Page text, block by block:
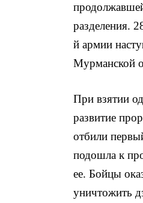
разделения.
й армии
Мурманской
При взятии
развитие
отбили
подошла к
ее. Бойцы
уничтожить